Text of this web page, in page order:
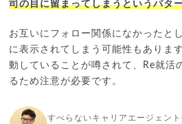
司の目に留まってしまうというパタ
お互いにフォロー関係になかったと
に表示されてしまう可能性もありま
動していることが噂されて、Re就活
るため注意が必要です。
すべらないキャリアエージェン